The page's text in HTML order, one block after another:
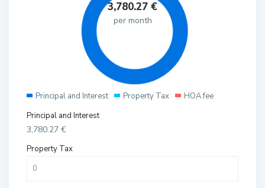
3,780.27 €
per month
Principal and Interest Property Tax
HOA fee
Principal and Interest
3,780.27 €
Property Tax